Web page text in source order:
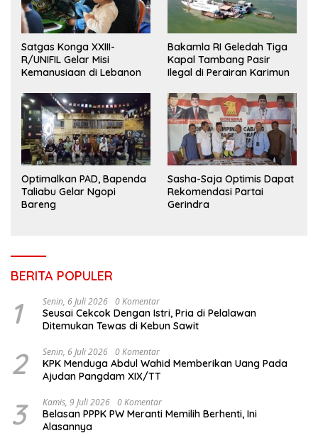
Satgas Konga XXIII-
R/UNIFIL Gelar Misi
Kemanusiaan di Lebanon
Bakamla RI Geledah Tiga
Kapal Tambang Pasir
Ilegal di Perairan Karimun
Optimalkan PAD, Bapenda
Taliabu Gelar Ngopi
Bareng
Sasha-Saja Optimis Dapat
Rekomendasi Partai
Gerindra
BERITA POPULER
1 Senin, 6 Juli 2026 0 Komentar
Seusai Cekcok Dengan Istri, Pria di Pelalawan
Ditemukan Tewas di Kebun Sawit
2 Senin, 6 Juli 2026 0 Komentar
KPK Menduga Abdul Wahid Memberikan Uang Pada
Ajudan Pangdam XIX/TT
3 Kamis, 9 Juli 2026 0 Komentar
Belasan PPPK PW Meranti Memilih Berhenti, Ini
Alasannya